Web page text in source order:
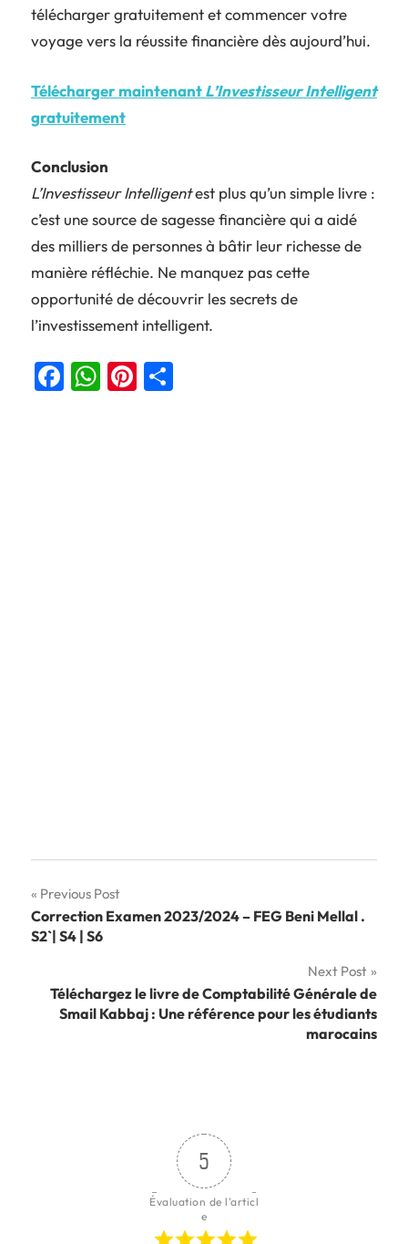
télécharger gratuitement et commencer votre
voyage vers la réussite financière dès aujourd’hui.
Télécharger maintenantL’Investisseur Intelligent
gratuitement
Conclusion
L’Investisseur Intelligentest plus qu’un simple livre :
c’est une source de sagesse financière qui a aidé
des milliers de personnes à bâtir leur richesse de
manière réfléchie. Ne manquez pas cette
opportunité de découvrir les secrets de
l’investissement intelligent.
Facebook
WhatsApp
Pinterest
Navigation
de
Previous Post
Correction Examen 2023/2024 – FEG Beni Mellal .
S2`| S4 | S6
Next Post
Téléchargez le livre de Comptabilité Générale de
Smail Kabbaj : Une référence pour les étudiants
marocains
5
Évaluation de l'articl
e